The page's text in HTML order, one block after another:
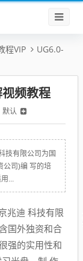
程VIP
UG6.0-
频教程
默认
技有限公司为国
公司)编 写的培
...
兆迪 科技有限
国外独资和合
强的实用性和